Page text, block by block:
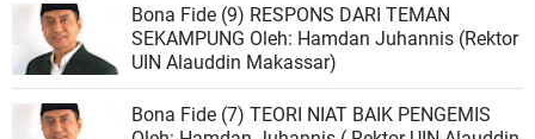
Bona Fide (9) RESPONS DARI TEMAN
SEKAMPUNG Oleh: Hamdan Juhannis (Rektor
UIN Alauddin Makassar)
Bona Fide (7) TEORI NIAT BAIK PENGEMIS